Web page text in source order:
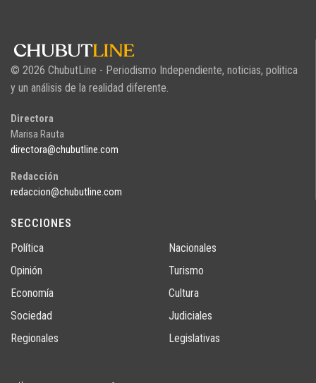
© 2026 ChubutLine - Periodismo Independiente, noticias, politica
y un análisis de la realidad diferente.
Directora
Marisa Rauta
directora@chubutline.com
Redacción
redaccion@chubutline.com
SECCIONES
Política
Opinión
Economía
Sociedad
Regionales
Nacionales
Turismo
Cultura
Judiciales
Legislativas